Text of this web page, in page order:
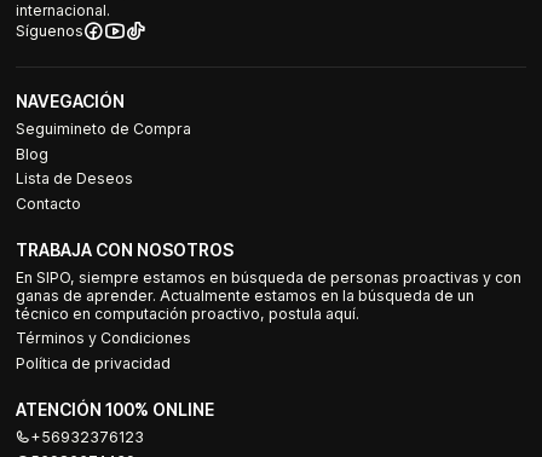
internacional.
Síguenos
NAVEGACIÓN
Seguimineto de Compra
Blog
Lista de Deseos
Contacto
TRABAJA CON NOSOTROS
En SIPO, siempre estamos en búsqueda de personas proactivas y con
ganas de aprender. Actualmente estamos en la búsqueda de un
técnico en computación proactivo, postula aquí.
Términos y Condiciones
Política de privacidad
ATENCIÓN 100% ONLINE
+56932376123